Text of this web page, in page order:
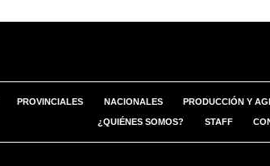
PROVINCIALES NACIONALES PRODUCCIÓN Y
¿QUIÉNES SOMOS? STAFF